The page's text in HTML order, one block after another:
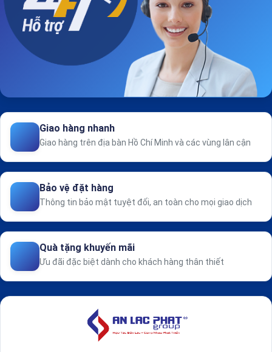
Giao hàng nhanh
Giao hàng trên địa bàn Hồ Chí Minh và các vùng lân cận
Bảo vệ đặt hàng
Thông tin bảo mật tuyệt đối, an toàn cho mọi giao dịch
Quà tặng khuyến mãi
Ưu đãi đặc biệt dành cho khách hàng thân thiết